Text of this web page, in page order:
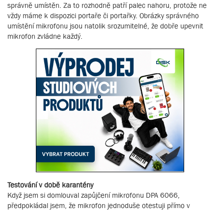
správně umístěn. Za to rozhodně patří palec nahoru, protože ne
vždy máme k dispozici portaře či portařky. Obrázky správného
umístění mikrofonu jsou natolik srozumitelné, že dobře upevnit
mikrofon zvládne každý.
Testování v době karantény
Když jsem si domlouval zapůjčení mikrofonu DPA 6066,
předpokládal jsem, že mikrofon jednoduše otestuji přímo v